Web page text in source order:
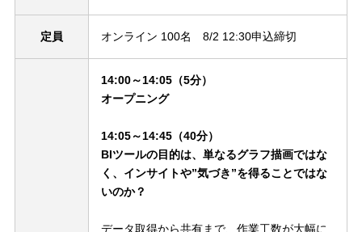
定員 オンライン 100名 8/2 12:30申込締切
14:00～14:05（5分）
オープニング
14:05～14:45（40分）
BIツールの目的は、単なるグラフ描画ではな
く、インサイトや”気づき”を得ることではな
いのか？
データ取得から共有まで、作業工数が大幅に